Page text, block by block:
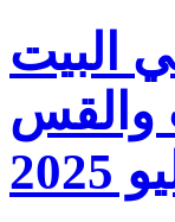
البيت
والقس